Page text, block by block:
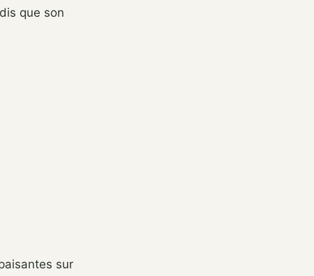
que son
sur